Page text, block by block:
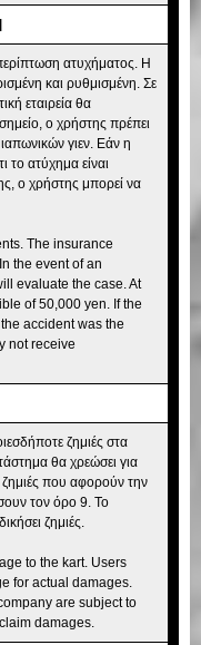
ατυχήματος. Η
και ρυθμισμένη. Σε
εταιρεία θα
ο χρήστης πρέπει
γιεν. Εάν η
το ατύχημα είναι
ο χρήστης μπορεί να
The insurance
the event of an
evaluate the case. At
of 50,000 yen. If the
accident was the
not receive
ζημιές στα
θα χρεώσει για
ζημιές που αφορούν την
τον όρο 9. Το
ζημιές.
to the kart. Users
for actual damages.
are subject to
damages.